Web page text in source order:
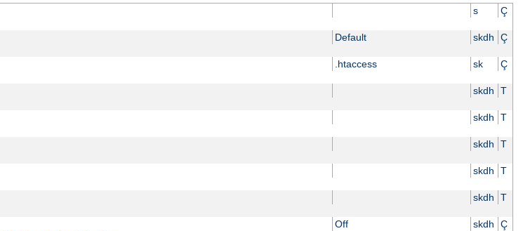
s Ç
Default skdh Ç
.htaccess sk Ç
skdh T
skdh T
skdh T
skdh T
skdh T
Off skdh Ç